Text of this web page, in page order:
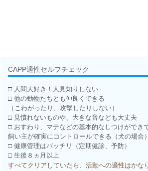
CAPP適性セルフチェック
□ 人間大好き！人見知りしない
□ 他の動物たちとも仲良くできる
（こわがったり、攻撃したりしない）
□ 見慣れないものや、大きな音なども大丈夫
□ おすわり、マテなどの基本的なしつけができ
飼い主が確実にコントロールできる（犬の場合）
□ 健康管理はバッチリ（定期健診、予防）
□ 生後８ヵ月以上
すべてクリアしていたら、活動への適性はかな